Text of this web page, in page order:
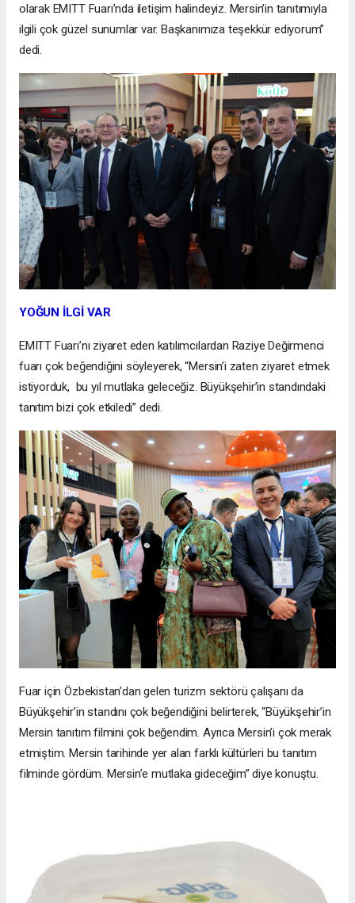
olarak EMITT Fuarı’nda iletişim halindeyiz. Mersin’in tanıtımıyla
ilgili çok güzel sunumlar var. Başkanımıza teşekkür ediyorum”
dedi.
YOĞUN İLGİ VAR
EMITT Fuarı’nı ziyaret eden katılımcılardan Raziye Değirmenci
fuarı çok beğendiğini söyleyerek, “Mersin’i zaten ziyaret etmek
istiyorduk, bu yıl mutlaka geleceğiz. Büyükşehir’in standındaki
tanıtım bizi çok etkiledi” dedi.
Fuar için Özbekistan’dan gelen turizm sektörü çalışanı da
Büyükşehir’in standını çok beğendiğini belirterek, “Büyükşehir’in
Mersin tanıtım filmini çok beğendim. Ayrıca Mersin’i çok merak
etmiştim. Mersin tarihinde yer alan farklı kültürleri bu tanıtım
filminde gördüm. Mersin’e mutlaka gideceğim” diye konuştu.